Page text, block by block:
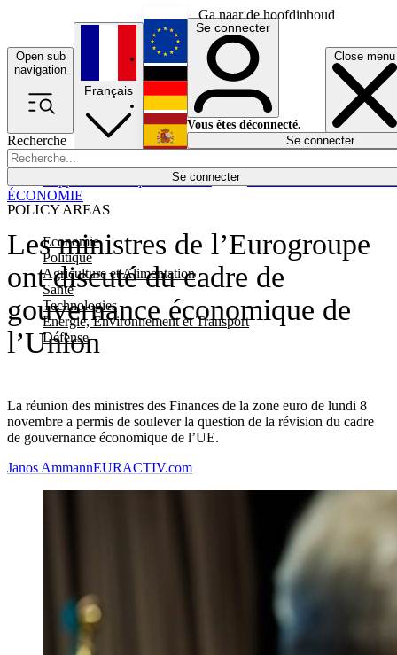
Ga naar de hoofdinhoud
Open sub
navigation
Close menu
Recherche
Se connecter
POLICY AREAS
Economie
Politique
Agriculture et Alimentation
Santé
Technologies
Energie, Environnement et Transport
Défense
Économie
Français
English
Deutsch
Español
Se connecter
Vous êtes déconnecté.
Se connecter
Les ministres de l’Eurogroupe
ont discuté du cadre de
gouvernance économique de
l’Union
La réunion des ministres des Finances de la zone euro de lundi 8
novembre a permis de soulever la question de la révision du cadre
de gouvernance économique de l’UE.
ÉCONOMIE
Janos AmmannEURACTIV.com